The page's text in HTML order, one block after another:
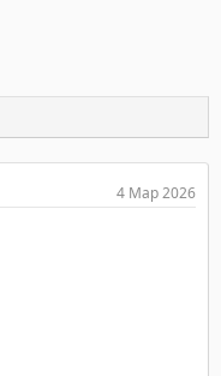
4 Мар 2026